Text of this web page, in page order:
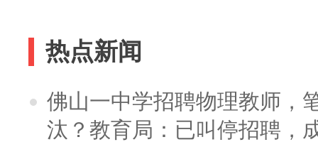
热点新闻
佛山一中学招聘物理教师，
汰？教育局：已叫停招聘，